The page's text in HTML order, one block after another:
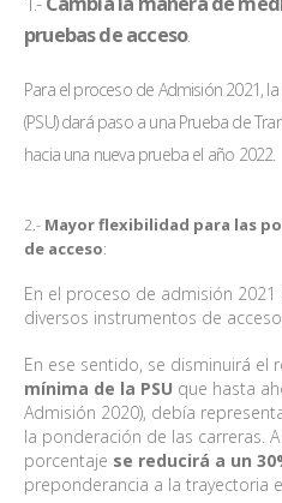
pruebas de acceso.
Para el proceso de Admisión 2021,
(PSU) dará paso a una Prueba de
hacia una nueva prueba el año 2022.
2.- Mayor flexibilidad para las
de acceso:
En el proceso de admisión
diversos instrumentos de
En ese sentido, se disminuirá el
mínima de la PSU que hasta
Admisión 2020), debía
la ponderación de las carreras.
porcentaje se reducirá a un
preponderancia a la trayectoria